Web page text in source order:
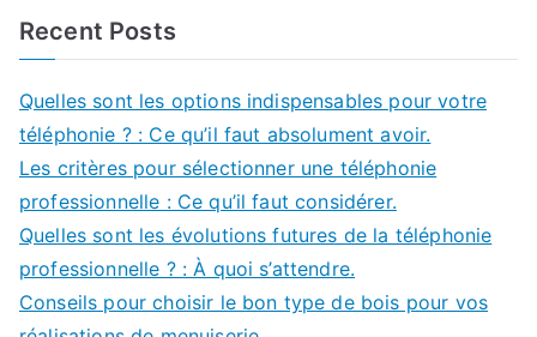
Recent Posts
Quelles sont les options indispensables pour votre
téléphonie ? : Ce qu’il faut absolument avoir.
Les critères pour sélectionner une téléphonie
professionnelle : Ce qu’il faut considérer.
Quelles sont les évolutions futures de la téléphonie
professionnelle ? : À quoi s’attendre.
Conseils pour choisir le bon type de bois pour vos